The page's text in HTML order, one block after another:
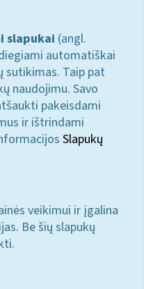
slapukai (angl.
automatiškai
sutikimas. Taip pat
naudojimu. Savo
pakeisdami
ir ištrindami
Slapukų
veikimui ir įgalina
Be šių slapukų